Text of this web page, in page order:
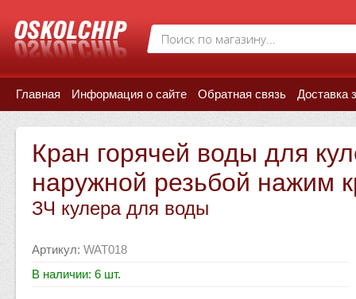
Главная Информация о сайте Обратная связь Доставка
Кран горячей воды для
наружной резьбой нажим
ЗЧ кулера для воды
Артикул: WAT018
В наличии: 6 шт.